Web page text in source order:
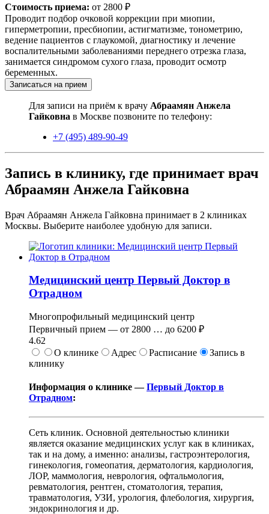
Стоимость приема: от 2800 ₽
Проводит подбор очковой коррекции при миопии,
гиперметропии, пресбиопии, астигматизме, тонометрию,
ведение пациентов с глаукомой, диагностику и лечение
воспалительными заболеваниями переднего отрезка глаза,
занимается синдромом сухого глаза, проводит осмотр
беременных.
Записаться на прием
Для записи на приём к врачу Абраамян Анжела
Гайковна в Москве позвоните по телефону:
+7 (495) 489-90-49
Запись в клинику, где принимает врач
Абраамян Анжела Гайковна
Врач Абраамян Анжела Гайковна принимает в 2 клиниках
Москвы. Выберите наиболее удобную для записи.
Медицинский центр Первый Доктор в
Отрадном
Многопрофильный медицинский центр
Первичный прием — от 2800 … до 6200 ₽
4.62
О клинике
Адрес Расписание
Запись в
клинику
Информация о клинике —Первый Доктор в
Отрадном:
Сеть клиник. Основной деятельностью клиники
является оказание медицинских услуг как в клиниках,
так и на дому, а именно: анализы, гастроэнтерология,
гинекология, гомеопатия, дерматология, кардиология,
ЛОР, маммология, неврология, офтальмология,
ревматология, рентген, стоматология, терапия,
травматология, УЗИ, урология, флебология, хирургия,
эндокринология и др.